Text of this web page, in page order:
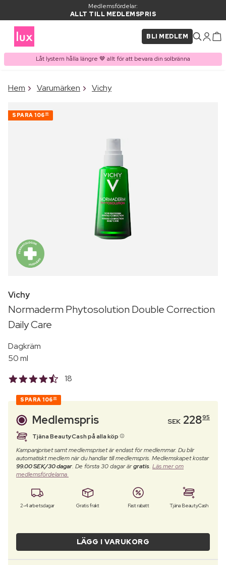
Medlemsfördelar:
ALLT TILL MEDLEMSPRIS
BLI MEDLEM
Låt lystern hålla längre 🤎 allt för att bevara din solbränna
PRODUKT I VARUKORGEN
Ofta köpt tillsammans med
Hem Varumärken Vichy
SPARA 106 00
Vichy
Normaderm Phytosolution Double Correction
Daily Care
Dagkräm
50 ml
18
SPARA 106 00
Medlemspris SEK 22895
Tjäna BeautyCash på alla köp
Kampanjpriset samt medlemspriset är endast för medlemmar. Du blir
automatiskt medlem när du handlar till medlemspris. Medlemskapet kostar
99.00 SEK/30 dagar. De första 30 dagar ärgratis. Läs mer om
medlemsfördelarna.
2-4 arbetsdagar Gratis frakt Fast rabatt Tjäna BeautyCash
LÄGG I VARUKORG